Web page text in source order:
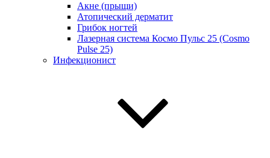
Акне (прыщи)
Атопический дерматит
Грибок ногтей
Лазерная система Космо Пульс 25 (Cosmo
Pulse 25)
Инфекционист